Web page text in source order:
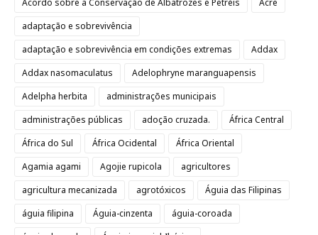
Acordo sobre a Conservação de Albatrozes e Petréis
Acre
adaptação e sobrevivência
adaptação e sobrevivência em condições extremas
Addax
Addax nasomaculatus
Adelophryne maranguapensis
Adelpha herbita
administrações municipais
administrações públicas
adoção cruzada.
África Central
África do Sul
África Ocidental
África Oriental
Agamia agami
Agojie rupicola
agricultores
agricultura mecanizada
agrotóxicos
Águia das Filipinas
águia filipina
Águia-cinzenta
águia-coroada